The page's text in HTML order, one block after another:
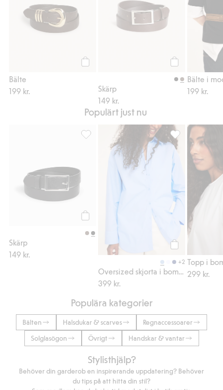
Bälte
199 kr.
Skärp
149 kr.
Bälte i
199 kr.
Populärt just nu
Skärp
149 kr.
Skärp, Lägg till i favoriter
+2
Oversized skjorta i bomullspoplin
399 kr.
Oversized
Topp i
299 kr.
Populära kategorier
Bälten Halsdukar & scarves
Regnaccessoarer
Solglasögon
Övrigt Handskar & vantar
Stylisthjälp?
Behöver din garderob en inspirerande uppdatering? Behöver
du tips på att hitta din stil?